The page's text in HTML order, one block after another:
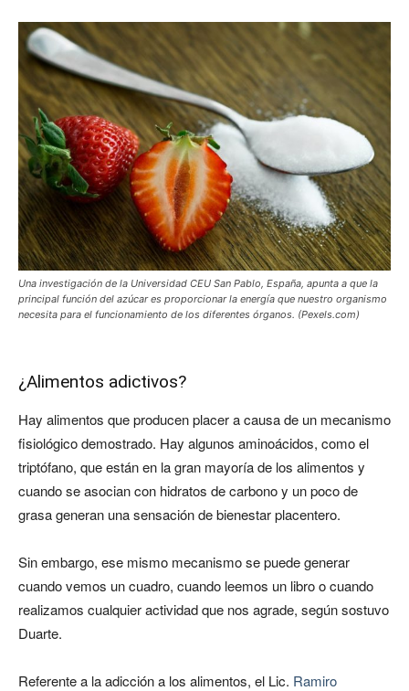
Una investigación de la Universidad CEU San Pablo, España, apunta a que la
principal función del azúcar es proporcionar la energía que nuestro organismo
necesita para el funcionamiento de los diferentes órganos. (Pexels.com)
¿Alimentos adictivos?
Hay alimentos que producen placer a causa de un mecanismo
fisiológico demostrado. Hay algunos aminoácidos, como el
triptófano, que están en la gran mayoría de los alimentos y
cuando se asocian con hidratos de carbono y un poco de
grasa generan una sensación de bienestar placentero.
Sin embargo, ese mismo mecanismo se puede generar
cuando vemos un cuadro, cuando leemos un libro o cuando
realizamos cualquier actividad que nos agrade, según sostuvo
Duarte.
Referente a la adicción a los alimentos, el Lic. Ramiro